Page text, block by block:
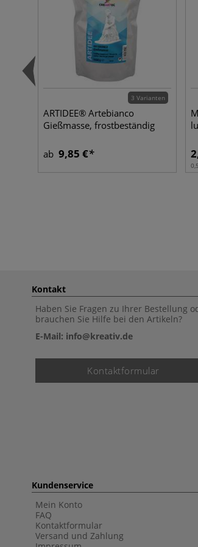
3 Varianten
ARTIDEE® Artebianco
Gießmasse, frostbeständig
ab 9,85 €
Kontakt
Haben Sie Fragen zu Ihrer Bestellung
brauchen Sie Hilfe bei den Artikeln?
E-Mail: info@kreativ.de
Kontaktformular
Kundenservice
Mein Konto
FAQ
Kontaktformular
Versand und Zahlung